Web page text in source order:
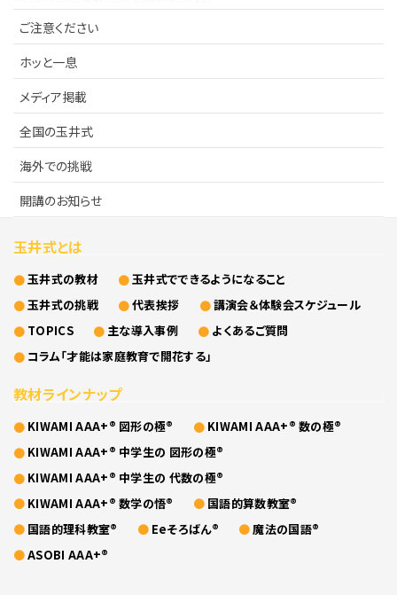
ご注意ください
ホッと一息
メディア掲載
全国の玉井式
海外での挑戦
開講のお知らせ
玉井式とは
玉井式の教材
玉井式でできるようになること
玉井式の挑戦
代表挨拶
講演会＆体験会スケジュール
TOPICS
主な導入事例
よくあるご質問
コラム「才能は家庭教育で開花する」
教材ラインナップ
KIWAMI AAA+® 図形の極®
KIWAMI AAA+® 数の極®
KIWAMI AAA+® 中学生の 図形の極®
KIWAMI AAA+® 中学生の 代数の極®
KIWAMI AAA+® 数学の悟®
国語的算数教室®
国語的理科教室®
Eeそろばん®
魔法の国語®
ASOBI AAA+®